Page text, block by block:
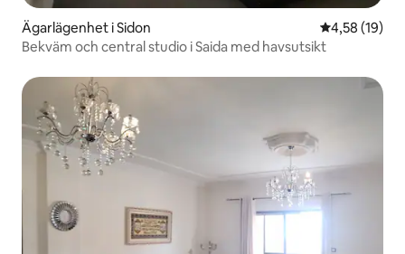
Ägarlägenhet i Sidon 4,58 av 5 i
4,58 (19)
Bekväm och central studio i Saida med havsutsikt